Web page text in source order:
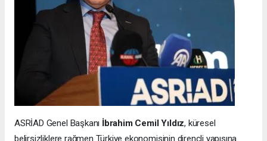
ASRİAD Genel Başkanı İbrahim Cemil Yıldız, küresel